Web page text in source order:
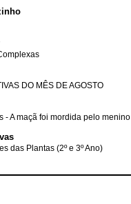
DO MÊS DE AGOSTO
- A maçã foi mordida pelo menino
das Plantas (2º e 3º Ano)